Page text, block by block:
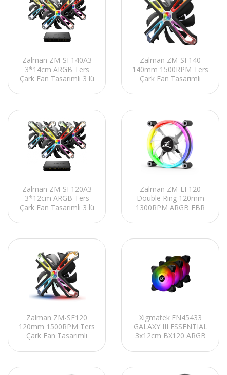
Zalman ZM-SF140A3
3*14cm ARGB Ters
Çark Fan Tasarımlı 3 lü
Zalman ZM-SF140
140mm 1500RPM Ters
Çark Fan Tasarımlı
Zalman ZM-SF120A3
3*12cm ARGB Ters
Çark Fan Tasarımlı 3 lü
Zalman ZM-LF120
Double Ring 120mm
1300RPM ARGB EBR
Zalman ZM-SF120
120mm 1500RPM Ters
Çark Fan Tasarımlı
Xigmatek EN45433
GALAXY III ESSENTIAL
3x12cm BX120 ARGB
Kontolcü+Kumanda